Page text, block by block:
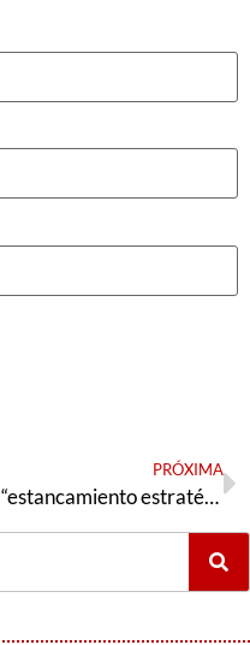
PRÓXIMA
El “estancamiento estratégico” entre Estados Unidos y China